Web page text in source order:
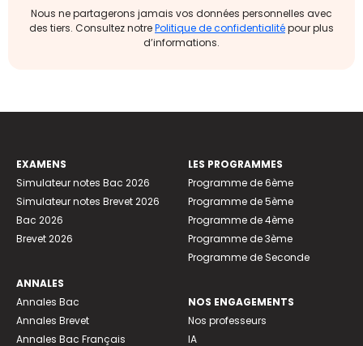
Nous ne partagerons jamais vos données personnelles avec
des tiers. Consultez notrePolitique de confidentialitépour plus
d’informations.
EXAMENS
Simulateur notes Bac 2026
Simulateur notes Brevet 2026
Bac 2026
Brevet 2026
ANNALES
Annales Bac
Annales Brevet
Annales Bac Français
LES PROGRAMMES
Programme de 6ème
Programme de 5ème
Programme de 4ème
Programme de 3ème
Programme de Seconde
NOS ENGAGEMENTS
Nos professeurs
IA